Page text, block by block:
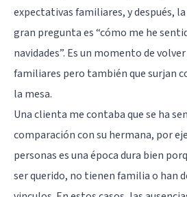
expectativas familiares, y después,
gran pregunta es “cómo me he
navidades”. Es un momento de
familiares pero también que surjan
la mesa.
Una clienta me contaba que se ha
comparación con su hermana, por
personas es una época dura bien
ser querido, no tienen familia o han